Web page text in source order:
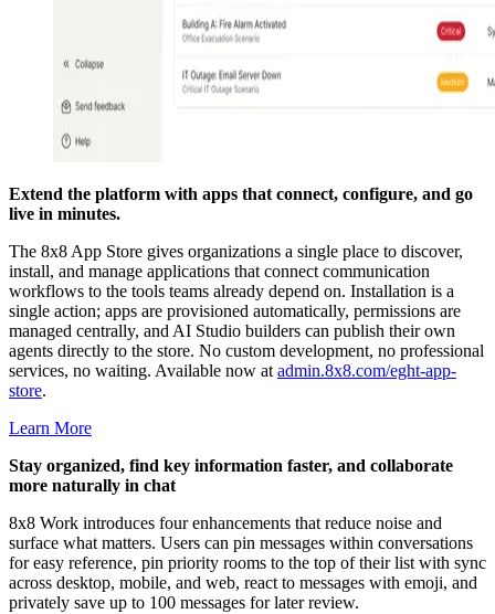
Extend the platform with apps that connect, configure, and go
live in minutes.
The 8x8 App Store gives organizations a single place to discover,
install, and manage applications that connect communication
workflows to the tools teams already depend on. Installation is a
single action; apps are provisioned automatically, permissions are
managed centrally, and AI Studio builders can publish their own
agents directly to the store. No custom development, no professional
services, no waiting. Available now at admin.8x8.com/eght-app-
store.
Learn More
Stay organized, find key information faster, and collaborate
more naturally in chat
8x8 Work introduces four enhancements that reduce noise and
surface what matters. Users can pin messages within conversations
for easy reference, pin priority rooms to the top of their list with sync
across desktop, mobile, and web, react to messages with emoji, and
privately save up to 100 messages for later review.